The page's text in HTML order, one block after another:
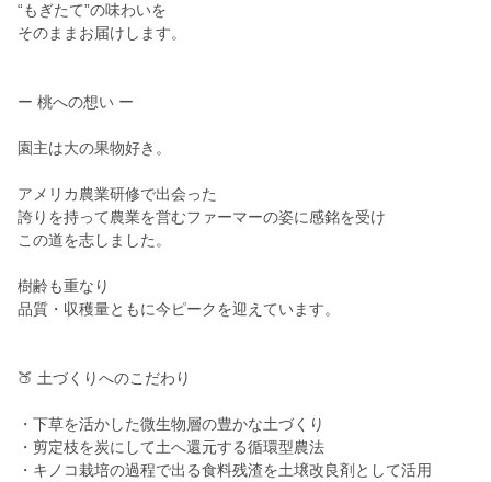
“もぎたて”の味わいを
そのままお届けします。
ー 桃への想い ー
園主は大の果物好き。
アメリカ農業研修で出会った
誇りを持って農業を営むファーマーの姿に感銘を受け
この道を志しました。
樹齢も重なり
品質・収穫量ともに今ピークを迎えています。
🍑 土づくりへのこだわり
・下草を活かした微生物層の豊かな土づくり
・剪定枝を炭にして土へ還元する循環型農法
・キノコ栽培の過程で出る食料残渣を土壌改良剤として活用